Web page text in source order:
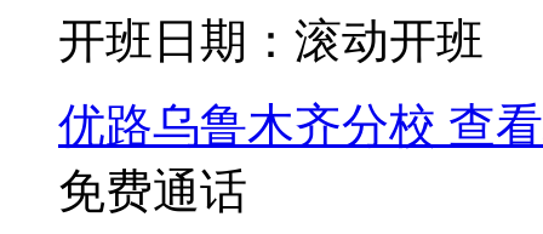
开班日期：滚动开班
优路乌鲁木齐分校 查
免费通话